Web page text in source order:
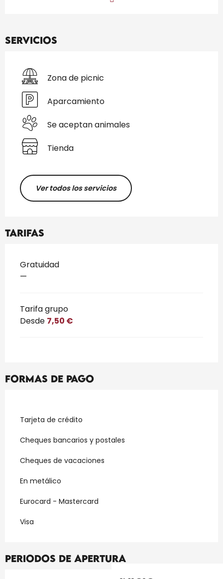
Servicios
Zona de picnic
Aparcamiento
Se aceptan animales
Tienda
Ver todos los servicios
Tarifas
Tarifas 2026
Gratuidad
—
Tarifa grupo
Desde 7,50 €
Formas de pago
Tarjeta de crédito
Cheques bancarios y postales
Cheques de vacaciones
En metálico
Eurocard - Mastercard
Visa
Periodos de apertura